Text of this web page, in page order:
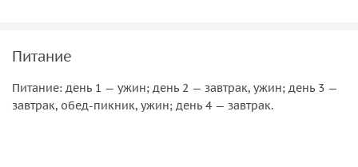
Питание
Питание: день 1 — ужин; день 2 — завтрак, ужин; день 3 —
завтрак, обед-пикник, ужин; день 4 — завтрак.